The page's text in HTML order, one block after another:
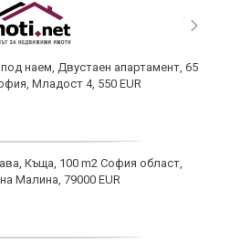
наем, Двустаен апартамент, 65
Младост 4, 550 EUR
Къща, 100 m2 София област,
Малина, 79000 EUR